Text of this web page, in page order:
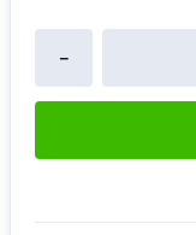
－